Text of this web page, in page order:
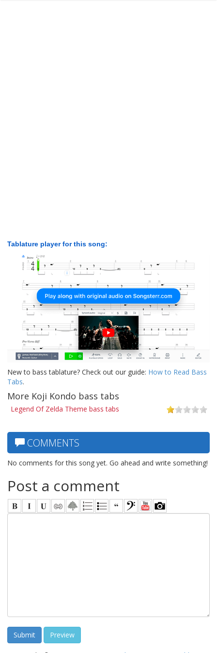
Tablature player for this song:
New to bass tablature? Check out our guide: How to Read Bass
Tabs.
More Koji Kondo bass tabs
Legend Of Zelda Theme bass tabs
COMMENTS
No comments for this song yet. Go ahead and write something!
Post a comment